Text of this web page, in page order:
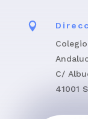

C/
41001